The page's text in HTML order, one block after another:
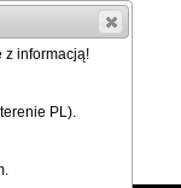
z informacją!
PL).